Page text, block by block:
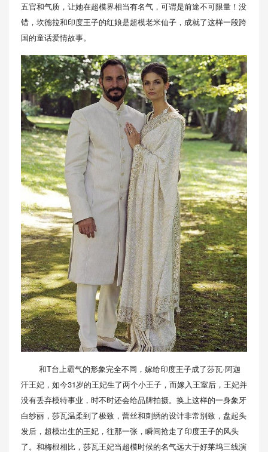
五官和气质，让她在超模界相当有名气，可谓是前途不可限量！没
错，坎德拉和印度王子的红娘是超模老米仙子，成就了这样一段跨
国的童话爱情故事。
和T台上霸气的形象完全不同，嫁给印度王子成了莎瓦·阿迦
汗王妃，如今31岁的王妃生了两个小王子，而嫁入王室后，王妃并
没有丢弃模特事业，时不时还会给品牌拍摄。换上这样的一身象牙
白纱丽，莎瓦温柔到了极致，蕾丝和刺绣的设计非常别致，盘起头
发后，超模出生的王妃，往那一张，瞬间抢走了印度王子的风头
了。和梅根相比，莎瓦王妃当超模时候的名气远大于好莱坞三线演